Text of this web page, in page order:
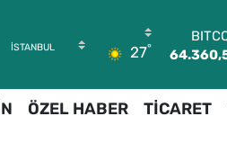
27°
ÖZEL HABER TİCARET